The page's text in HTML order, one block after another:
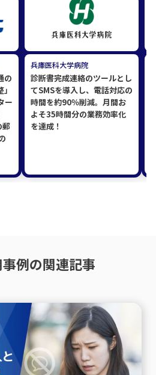
の
ー
郵
兵庫医科大学病院
診断書完成連絡のツールとし
てSMSを導入し、電話対応の
時間を約90％削減。月間お
よそ35時間分の業務効率化
を達成！
例の関連記事